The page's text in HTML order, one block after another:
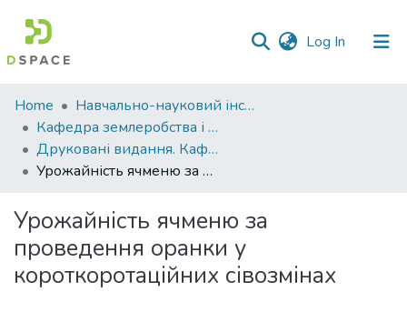
Log In (current)
Communities
&
Collections
All of DSpace
Statistics
Home
Навчально-науковий інститут агротехнологій, селекції та екології
Кафедра землеробства і агрохімії ім. В.І.Сазанова
Друковані видання. Кафедра землеробства і агрохімії ім. В.І.Сазанова
Урожайність ячменю за проведення оранки у короткоротаційних сівозмінах
Урожайність ячменю за
проведення оранки у
короткоротаційних сівозмінах